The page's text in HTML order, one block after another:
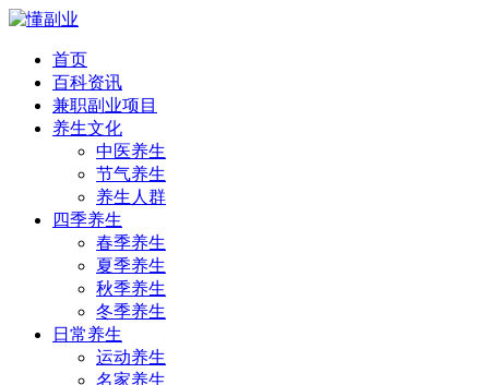
首页
百科资讯
兼职副业项目
养生文化
中医养生
节气养生
养生人群
四季养生
春季养生
夏季养生
秋季养生
冬季养生
日常养生
运动养生
名家养生